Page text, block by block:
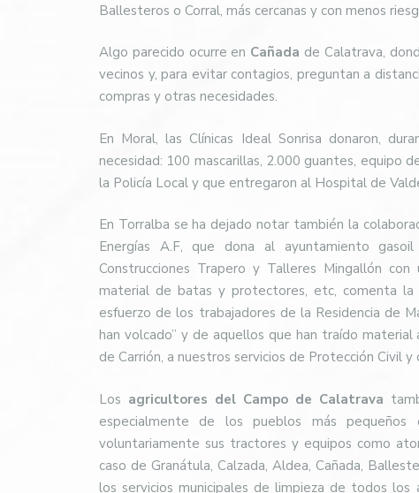
Ballesteros o Corral, más cercanas y con menos
Algo parecido ocurre en Cañada de Calatrava,
vecinos y, para evitar contagios, preguntan a
compras y otras necesidades.
En Moral, las Clínicas Ideal Sonrisa donaron,
necesidad: 100 mascarillas, 2.000 guantes, equipo
la Policía Local y que entregaron al Hospital de
En Torralba se ha dejado notar también la
Energías A.F, que dona al ayuntamiento
Construcciones Trapero y Talleres Mingallón con
material de batas y protectores, etc, comenta la
esfuerzo de los trabajadores de la Residencia de
han volcado” y de aquellos que han traído
de Carrión, a nuestros servicios de Protección Civil y
Los agricultores del Campo de Calatrava
especialmente de los pueblos más
voluntariamente sus tractores y equipos como
caso de Granátula, Calzada, Aldea, Cañada,
los servicios municipales de limpieza de todos